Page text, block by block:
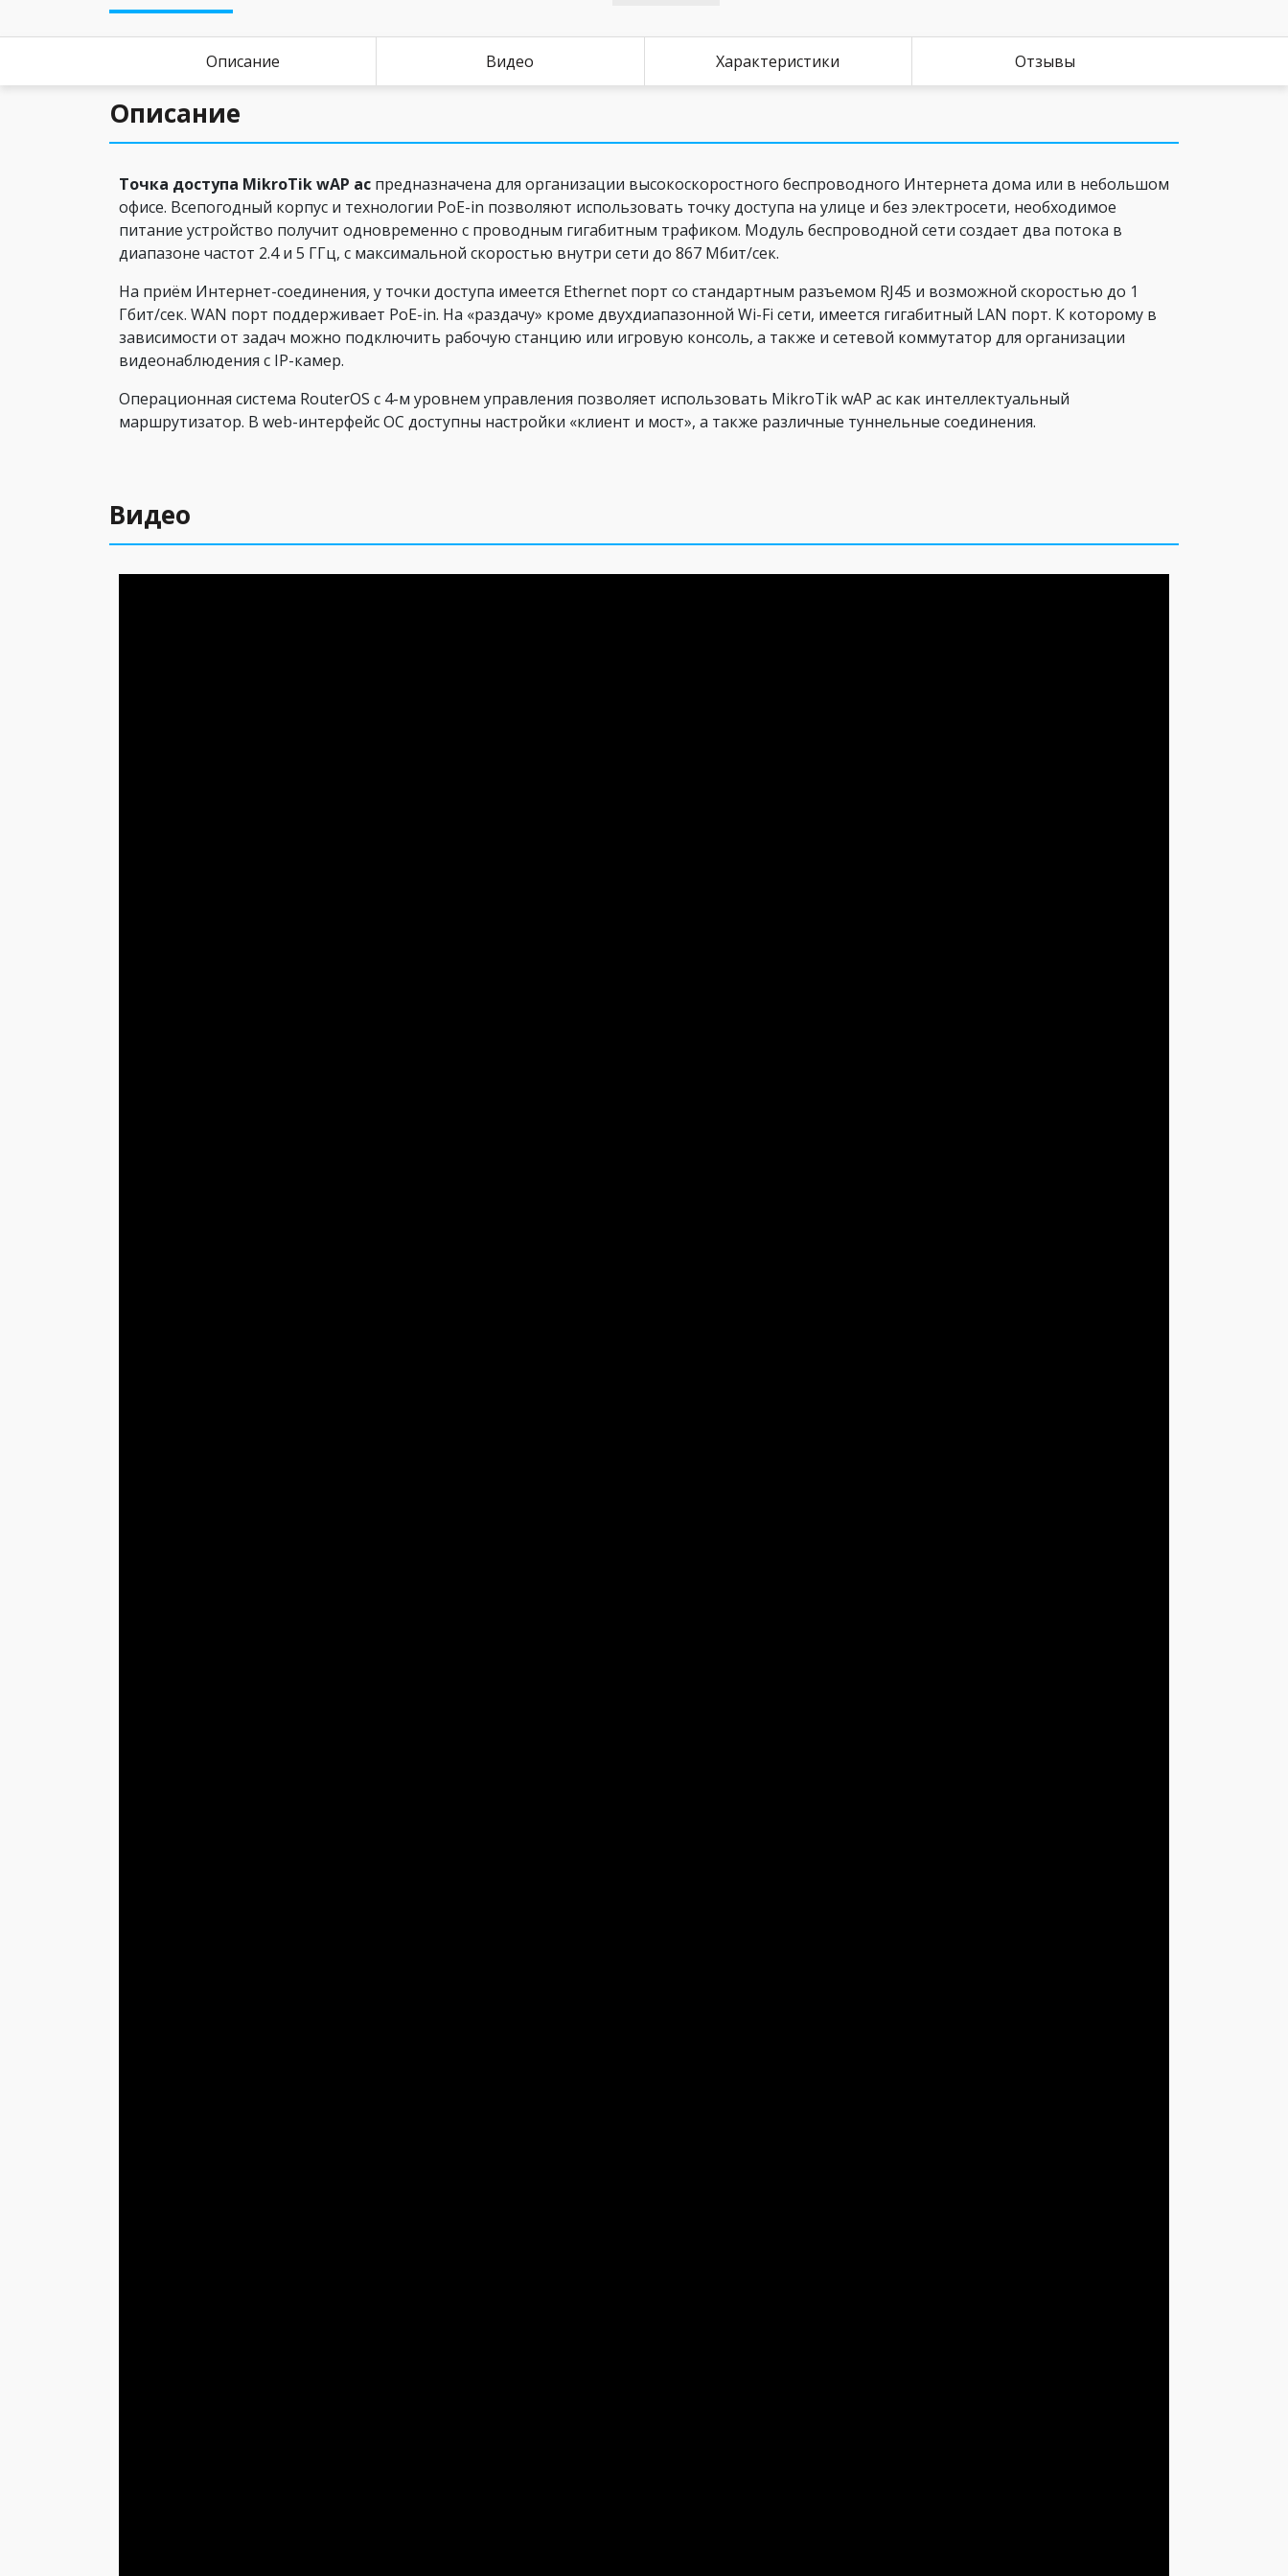
Описание Видео Характеристики Отзывы
Описание
Точка доступа MikroTik wAP ac предназначена для организации высокоскоростного беспроводного Интернета дома или в небольшом
офисе. Всепогодный корпус и технологии PoE-in позволяют использовать точку доступа на улице и без электросети, необходимое
питание устройство получит одновременно с проводным гигабитным трафиком. Модуль беспроводной сети создает два потока в
диапазоне частот 2.4 и 5 ГГц, с максимальной скоростью внутри сети до 867 Мбит/сек.
На приём Интернет-соединения, у точки доступа имеется Ethernet порт со стандартным разъемом RJ45 и возможной скоростью до 1
Гбит/сек. WAN порт поддерживает PoE-in. На «раздачу» кроме двухдиапазонной Wi-Fi сети, имеется гигабитный LAN порт. К которому в
зависимости от задач можно подключить рабочую станцию или игровую консоль, а также и сетевой коммутатор для организации
видеонаблюдения с IP-камер.
Операционная система RouterOS с 4-м уровнем управления позволяет использовать MikroTik wAP ac как интеллектуальный
маршрутизатор. В web-интерфейс ОС доступны настройки «клиент и мост», а также различные туннельные соединения.
Видео